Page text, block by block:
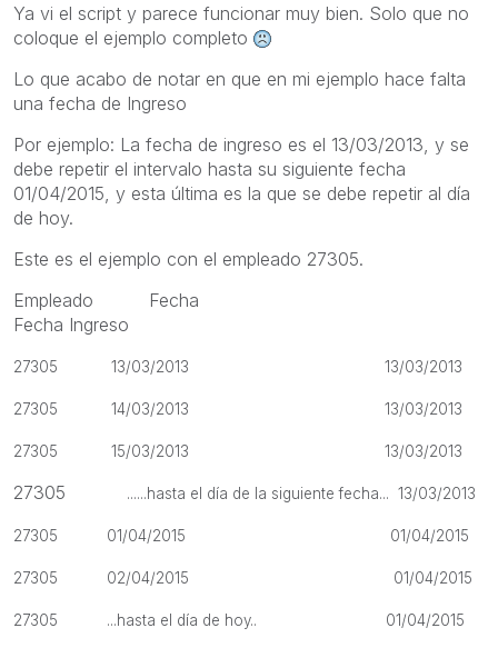
Ya vi el script y parece funcionar muy bien. Solo que no
coloque el ejemplo completo
Lo que acabo de notar en que en mi ejemplo hace falta
una fecha de Ingreso
Por ejemplo: La fecha de ingreso es el 13/03/2013, y se
debe repetir el intervalo hasta su siguiente fecha
01/04/2015, y esta última es la que se debe repetir al día
de hoy.
Este es el ejemplo con el empleado 27305.
Empleado Fecha
Fecha Ingreso
27305 13/03/2013 13/03/2013
27305 14/03/2013 13/03/2013
27305 15/03/2013 13/03/2013
27305 ......hasta el día de la siguiente fecha... 13/03/2013
27305 01/04/2015 01/04/2015
27305 02/04/2015 01/04/2015
27305 ...hasta el día de hoy.. 01/04/2015